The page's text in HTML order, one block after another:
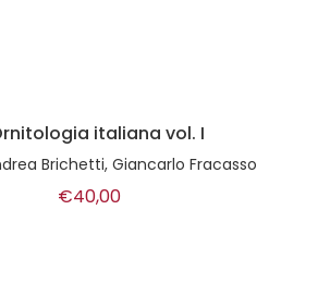
italiana vol. I
Brichetti, Giancarlo Fracasso
€40,00